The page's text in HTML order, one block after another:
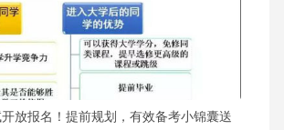
放报名！提前规划，有效备考小锦囊送